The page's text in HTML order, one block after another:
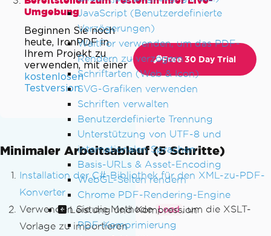
JavaScript (Benutzerdefinierte
Verzögerungen)
WaitFor verwenden, um das PDF-
Rendern zu verzögern
Schriftarten (Web & Icon)
SVG-Grafiken verwenden
Schriften verwalten
Benutzerdefinierte Trennung
Unterstützung von UTF-8 und
internationalen Sprachen
Basis-URLs & Asset-Encoding
WebGL-Seiten rendern
Chrome PDF-Rendering-Engine
Leistung und Kompression
PDF-Komprimierung
Umgebung
Beginnen Sie noch
heute, IronPDF in
Ihrem Projekt zu
verwenden, mit einer
kostenlosen
Testversion
Free 30 Day Trial
Minimaler Arbeitsablauf (5 Schritte)
Installation der C#-Bibliothek für den XML-zu-PDF-
Konverter
Verwenden Sie die Methode Load , um die XSLT-
Vorlage zu importieren